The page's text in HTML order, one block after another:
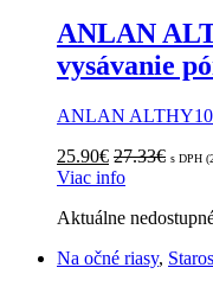
ANLAN
vysávanie
ANLAN ALTHY10-
25.90€ 27.33€ s DPH (
Viac info
Aktuálne
Na očné riasy,